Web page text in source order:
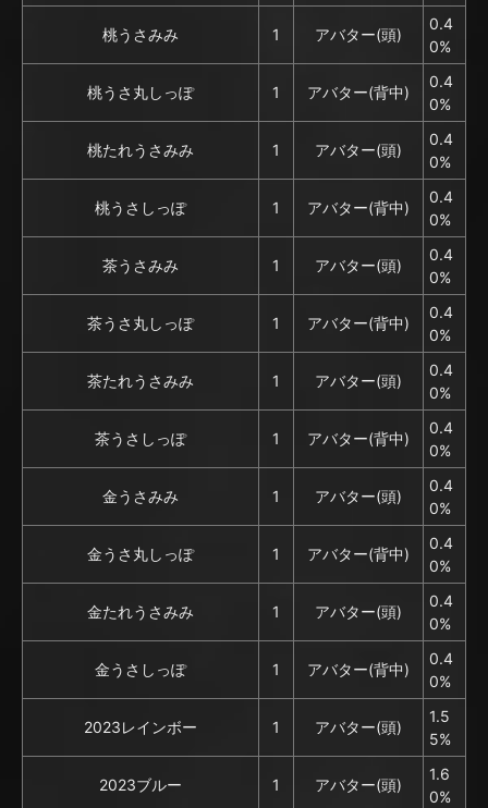
桃うさみみ 1 アバター(頭)
0.4
0%
桃うさ丸しっぽ 1 アバター(背中)
0.4
0%
桃たれうさみみ 1 アバター(頭)
0.4
0%
桃うさしっぽ 1 アバター(背中)
0.4
0%
茶うさみみ 1 アバター(頭)
0.4
0%
茶うさ丸しっぽ 1 アバター(背中)
0.4
0%
茶たれうさみみ 1 アバター(頭)
0.4
0%
茶うさしっぽ 1 アバター(背中)
0.4
0%
金うさみみ 1 アバター(頭)
0.4
0%
金うさ丸しっぽ 1 アバター(背中)
0.4
0%
金たれうさみみ 1 アバター(頭)
0.4
0%
金うさしっぽ 1 アバター(背中)
0.4
0%
2023レインボー 1 アバター(頭)
1.5
5%
2023ブルー 1 アバター(頭)
1.6
0%